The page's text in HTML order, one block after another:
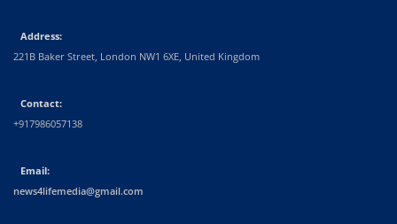
Address:
221B Baker Street, London NW1 6XE, United Kingdom
Contact:
+917986057138
Email:
news4lifemedia@gmail.com